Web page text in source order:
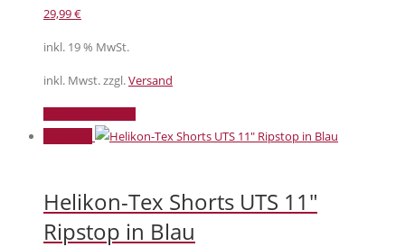
gewählt
29,99€
inkl. 19 % MwSt.
inkl. Mwst. zzgl.Versand
Helikon-Tex Shorts UTS 11″
Ripstop in Blau